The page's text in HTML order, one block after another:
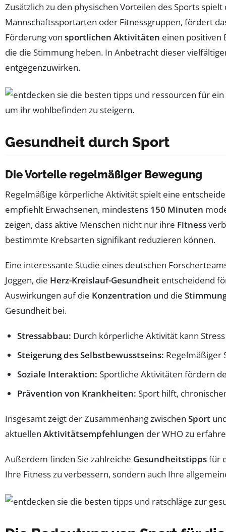
Zusätzlich zu den physischen Vorteilen des Sports
Mannschaftssportarten oder Fitnessgruppen, fördert
Förderung von sportlichen Aktivitäten einen positiven
die die Stimmung heben. In Anbetracht dieser
entgegenzuwirken.
Gesundheit durch Sport
Die Vorteile regelmäßiger Bewegung
Regelmäßige körperliche Aktivität spielt eine
empfiehlt Erwachsenen, mindestens 150 Minuten
zeigen, dass aktive Menschen nicht nur ihre Fitness
bestimmte Krebsarten signifikant reduzieren können.
Eine interessante Studie eines deutschen
Joggen, die Herz-Kreislauf-Gesundheit entscheidend
Auswirkungen auf die Konzentration und die
Gesundheit bei.
Stressabbau: Durch körperliche Aktivität kann
Steigerung des Selbstbewusstseins: Regelmäßiger
Soziale Interaktion: Sportliche Aktivitäten fördern
Prävention von Krankheiten: Sport hilft,
Insgesamt zeigt der Zusammenhang zwischen Sport
aktuellen Aktivitätsempfehlungen der WHO zu
Außerdem finden Sie zahlreiche Gesundheitstippsfür
Ihre Fitness zu verbessern, sondern auch Ihre